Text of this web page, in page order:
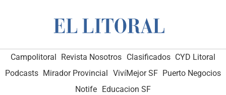
Campolitoral Revista Nosotros Clasificados CYD Litoral
Podcasts Mirador Provincial VivíMejor SF Puerto Negocios
Notife
Educacion SF